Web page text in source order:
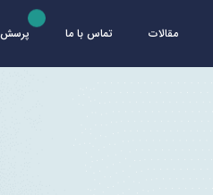
مقالات تماس با ما